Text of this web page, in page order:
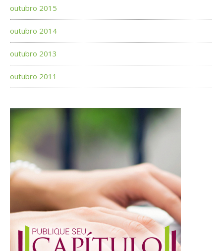
outubro 2015
outubro 2014
outubro 2013
outubro 2011